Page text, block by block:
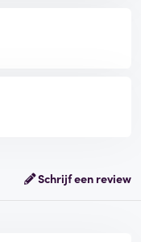
Schrijf een review